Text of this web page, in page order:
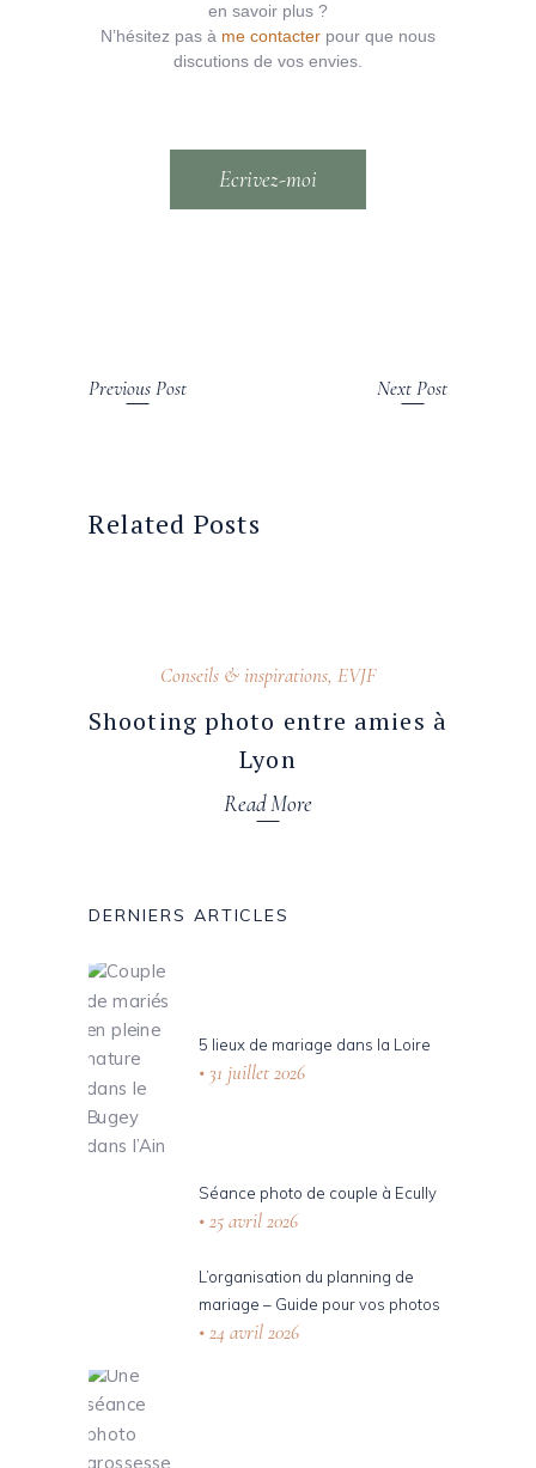
en savoir plus ?
N’hésitez pas à me contacter pour que nous
discutions de vos envies.
Ecrivez-moi
Previous Post Next Post
Related Posts
Conseils & inspirations, EVJF
Shooting photo entre amies à
Lyon
Read More
DERNIERS ARTICLES
5 lieux de mariage dans la Loire
31 juillet 2026
Séance photo de couple à Ecully
25 avril 2026
L’organisation du planning de
mariage – Guide pour vos photos
24 avril 2026